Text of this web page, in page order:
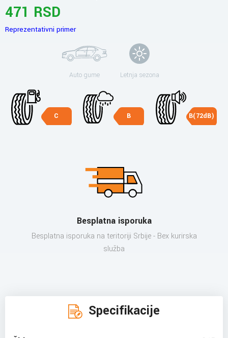
471 RSD
Reprezentativni primer
Auto gume Letnja sezona
C B B(72dB)
Besplatna isporuka
Besplatna isporuka na teritoriji Srbije - Bex kurirska
služba
Specifikacije